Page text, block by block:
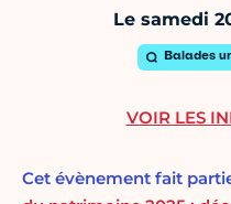
Le samedi
Balades
Cet évènement fait
VOIR LES